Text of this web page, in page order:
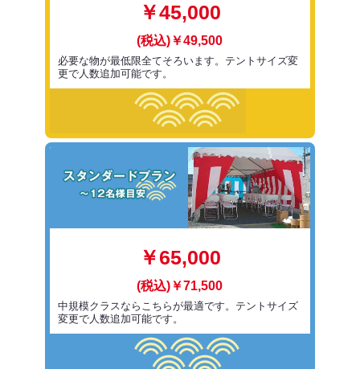
￥45,000
(税込)￥49,500
必要な物が最低限全てそろいます。テントサイズ変
更で人数追加可能です。
￥65,000
(税込)￥71,500
中規模クラスならこちらが最適です。テントサイズ
変更で人数追加可能です。